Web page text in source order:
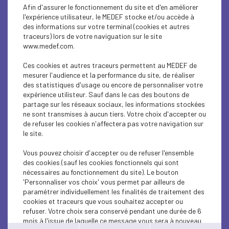
ECONOMY
ECONOMY
SOCIAL
ECONOMY
SOCIAL
SOCIAL
SOCIAL
SOCIAL
ECONOMY
SOCIAL
SOCIAL
Afin d'assurer le fonctionnement du site et d'en améliorer
l'expérience utilisateur, le MEDEF stocke et/ou accède à
des informations sur votre terminal (cookies et autres
traceurs) lors de votre naviguation sur le site
www.medef.com.
Ces cookies et autres traceurs permettent au MEDEF de
mesurer l'audience et la performance du site, de réaliser
des statistiques d'usage ou encore de personnaliser votre
expérience utilisteur. Sauf dans le cas des boutons de
partage sur les réseaux sociaux, les informations stockées
ne sont transmises à aucun tiers. Votre choix d'accepter ou
de refuser les cookies n'affectera pas votre navigation sur
le site.
Vous pouvez choisir d'accepter ou de refuser l'ensemble
des cookies (sauf les cookies fonctionnels qui sont
nécessaires au fonctionnement du site). Le bouton
'Personnaliser vos choix' vous permet par ailleurs de
paramétrer individuellement les finalités de traitement des
cookies et traceurs que vous souhaitez accepter ou
refuser. Votre choix sera conservé pendant une durée de 6
mois à l'issue de laquelle ce message vous sera à nouveau